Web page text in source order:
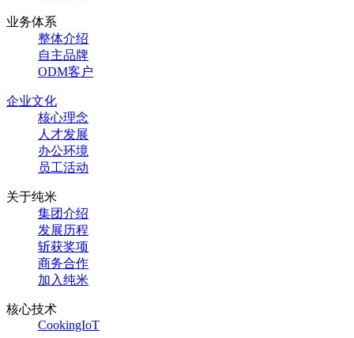
业务体系
整体介绍
自主品牌
ODM客户
企业文化
核心理念
人才发展
办公环境
员工活动
关于纯米
集团介绍
发展历程
斩获奖项
商务合作
加入纯米
核心技术
CookingIoT